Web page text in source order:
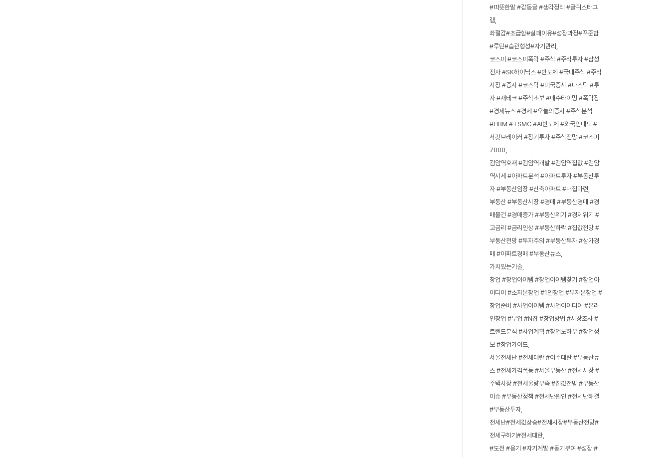
#따뜻한말 #감동글 #생각정리 #글귀스타그
램
좌절감#조급함#실패이유#성장과정#꾸준함
#루틴#습관형성#자기관리
코스피 #코스피폭락 #주식 #주식투자 #삼성
전자 #SK하이닉스 #반도체 #국내주식 #주식
시장 #증시 #코스닥 #미국증시 #나스닥 #투
자 #재테크 #주식초보 #매수타이밍 #폭락장
#경제뉴스 #경제 #오늘의증시 #주식분석
#HBM #TSMC #AI반도체 #외국인매도 #
서킷브레이커 #장기투자 #주식전망 #코스피
7000
검암역호재 #검암역개발 #검암역집값 #검암
역시세 #아파트분석 #아파트투자 #부동산투
자 #부동산임장 #신축아파트 #내집마련
부동산 #부동산시장 #경매 #부동산경매 #경
매물건 #경매증가 #부동산위기 #경제위기 #
고금리 #금리인상 #부동산하락 #집값전망 #
부동산전망 #투자주의 #부동산투자 #상가경
매 #아파트경매 #부동산뉴스
가치있는기술
창업 #창업아이템 #창업아이템찾기 #창업아
이디어 #소자본창업 #1인창업 #무자본창업 #
창업준비 #사업아이템 #사업아이디어 #온라
인창업 #부업 #N잡 #창업방법 #시장조사 #
트렌드분석 #사업계획 #창업노하우 #창업정
보 #창업가이드
서울전세난 #전세대란 #이주대란 #부동산뉴
스 #전세가격폭등 #서울부동산 #전세시장 #
주택시장 #전세물량부족 #집값전망 #부동산
이슈 #부동산정책 #전세난원인 #전세난해결
#부동산투자
전세난#전세값상승#전세시장#부동산전망#
전세구하기#전세대란
#도전 #용기 #자기계발 #동기부여 #성장 #